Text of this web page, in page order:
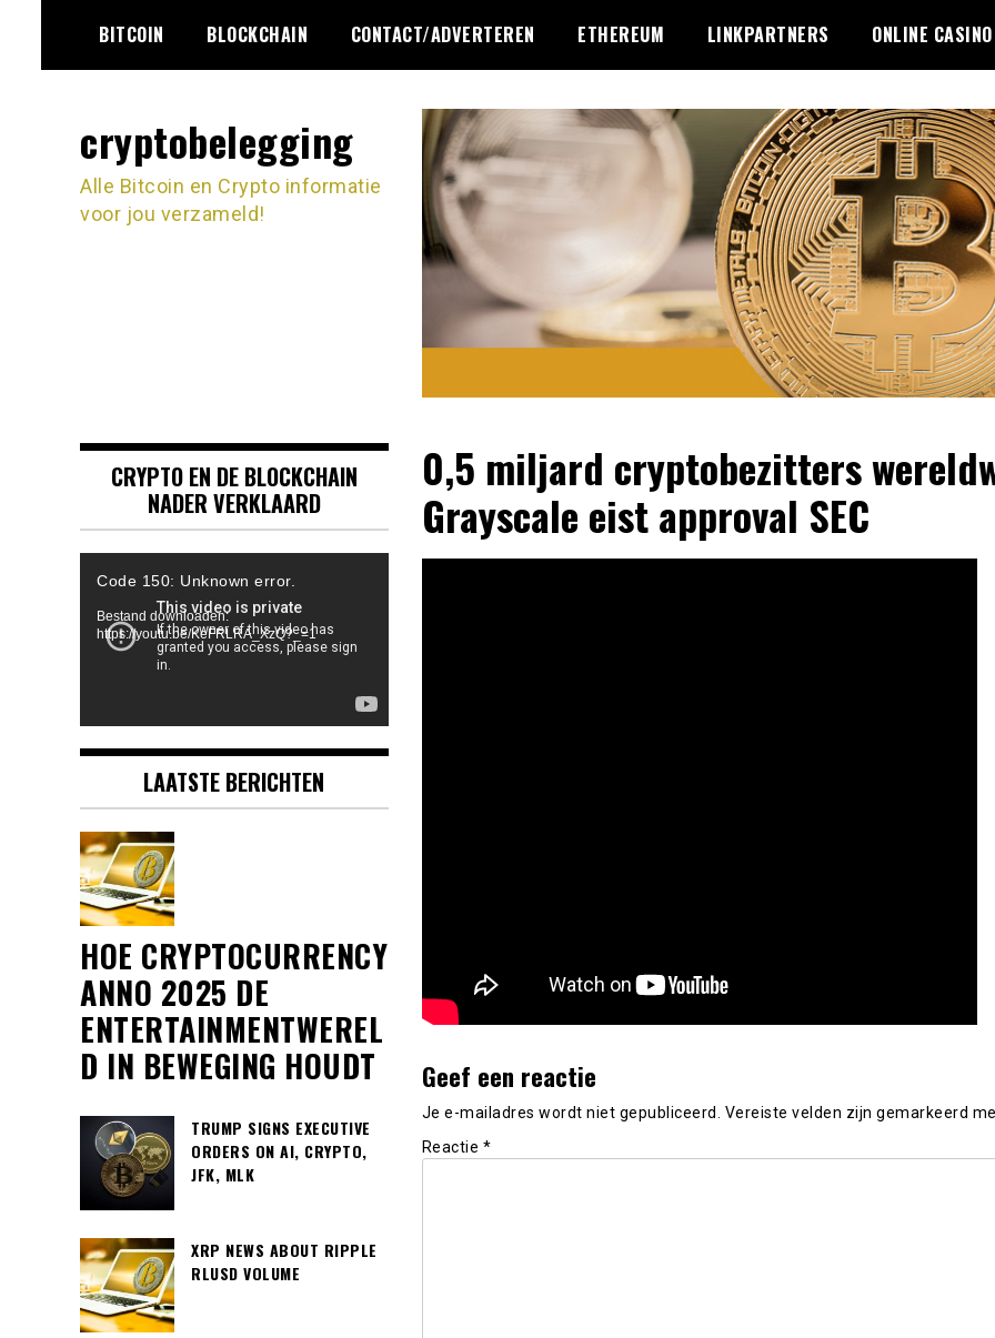
de
BITCOIN BLOCKCHAIN CONTACT/ADVERTEREN ETHEREUM LINKPARTNERS ONLINE CASINO
cryptobelegging
Alle Bitcoin en Crypto informatie
voor jou verzameld!
0,5 miljard cryptobezitters
Grayscale eist approval SEC
Geef een reactie
Je e-mailadres wordt niet gepubliceerd. Vereiste velden zijn gemarkeerd
Reactie *
CRYPTO EN DE BLOCKCHAIN
NADER VERKLAARD
Code 150: Unknown error.
Bestand downloaden:
https://youtu.be/KeFRLRA_XzQ?_=1
LAATSTE BERICHTEN
HOE CRYPTOCURRENCY
ANNO 2025 DE
ENTERTAINMENTWEREL
D IN BEWEGING HOUDT
TRUMP SIGNS EXECUTIVE
ORDERS ON AI, CRYPTO,
JFK, MLK
XRP NEWS ABOUT RIPPLE
RLUSD VOLUME